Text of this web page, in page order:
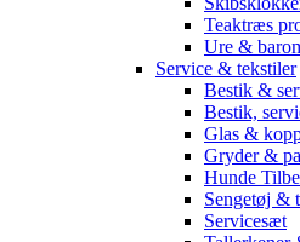
Teaktræs
Ure &
Service & tekstiler
Bestik &
Bestik,
Glas &
Gryder &
Hunde
Sengetøj &
Servicesæt